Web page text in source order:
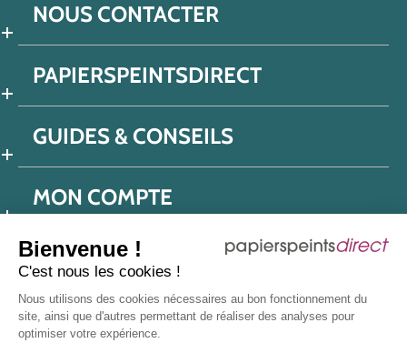
Bienvenue !
C'est nous les cookies !
Nous utilisons des cookies nécessaires au bon fonctionnement du
site, ainsi que d'autres permettant de réaliser des analyses pour
optimiser votre expérience.
NOUS CONTACTER
PAPIERSPEINTSDIRECT
GUIDES & CONSEILS
MON COMPTE
Politique de confidentialité
Mentions légales